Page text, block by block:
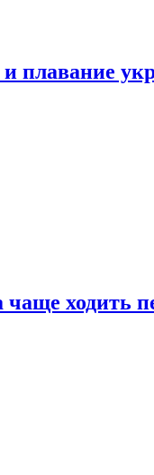
плавание
ходить